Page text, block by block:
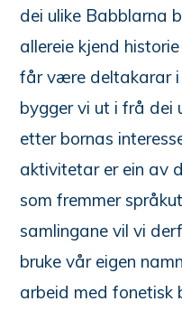
dei ulike Babblarna
allereie kjend
får være deltakarar i
bygger vi ut i frå dei
etter bornas
aktivitetar er ein av
som fremmer
samlingane vil vi
bruke vår eigen
arbeid med fonetisk